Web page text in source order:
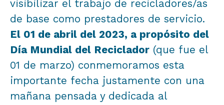
visibilizar el trabajo de recicladores/as
de base como prestadores de servicio.
El 01 de abril del 2023, a propósito del
Día Mundial del Reciclador (que fue el
01 de marzo) conmemoramos esta
importante fecha justamente con una
mañana pensada y dedicada al